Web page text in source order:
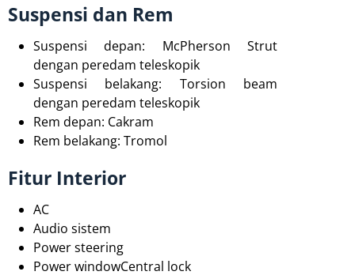
Suspensi dan Rem
Suspensi depan: McPherson Strut
dengan peredam teleskopik
Suspensi belakang: Torsion beam
dengan peredam teleskopik
Rem depan: Cakram
Rem belakang: Tromol
Fitur Interior
AC
Audio sistem
Power steering
Power windowCentral lock